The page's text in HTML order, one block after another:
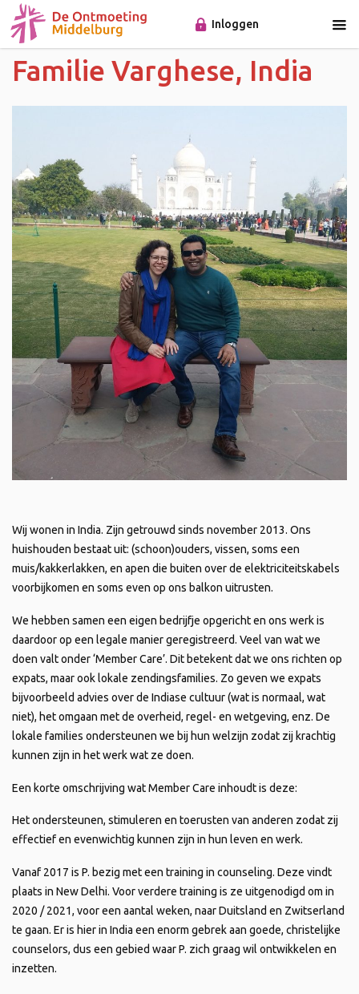
Inloggen
Familie Varghese, India
Wij wonen in India. Zijn getrouwd sinds november 2013. Ons
huishouden bestaat uit: (schoon)ouders, vissen, soms een
muis/kakkerlakken, en apen die buiten over de elektriciteitskabels
voorbijkomen en soms even op ons balkon uitrusten.
We hebben samen een eigen bedrijfje opgericht en ons werk is
daardoor op een legale manier geregistreerd. Veel van wat we
doen valt onder ‘Member Care’. Dit betekent dat we ons richten op
expats, maar ook lokale zendingsfamilies. Zo geven we expats
bijvoorbeeld advies over de Indiase cultuur (wat is normaal, wat
niet), het omgaan met de overheid, regel- en wetgeving, enz. De
lokale families ondersteunen we bij hun welzijn zodat zij krachtig
kunnen zijn in het werk wat ze doen.
Een korte omschrijving wat Member Care inhoudt is deze:
Het ondersteunen, stimuleren en toerusten van anderen zodat zij
effectief en evenwichtig kunnen zijn in hun leven en werk.
Vanaf 2017 is P. bezig met een training in counseling. Deze vindt
plaats in New Delhi. Voor verdere training is ze uitgenodigd om in
2020 / 2021, voor een aantal weken, naar Duitsland en Zwitserland
te gaan. Er is hier in India een enorm gebrek aan goede, christelijke
counselors, dus een gebied waar P. zich graag wil ontwikkelen en
inzetten.